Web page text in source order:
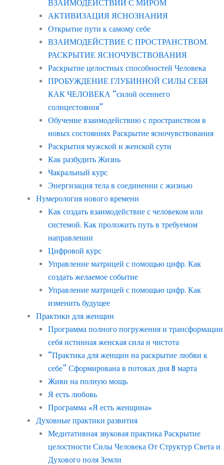
ВЗАИМОДЕЙСТВИИ С МИРОМ
АКТИВИЗАЦИЯ ЯСНОЗНАНИЯ
Открытие пути к самому себе
ВЗАИМОДЕЙСТВИЕ С ПРОСТРАНСТВОМ.
РАСКРЫТИЕ ЯСНОЧУВСТВОВАНИЯ
Раскрытие целостных способностей Человека
ПРОБУЖДЕНИЕ ГЛУБИННОЙ СИЛЫ СЕБЯ
КАК ЧЕЛОВЕКА “силой осеннего
солнцестояния”
Обучение взаимодействию с пространством в
новых состояниях Раскрытие ясночувствования
Раскрытия мужской и женской сути
Как разбудить Жизнь
Чакральный курс
Энергизация тела в соединении с жизнью
Нумерология нового времени
Как создать взаимодействие с человеком или
системой. Как проложить путь в требуемом
направлении
Цифровой курс
Управление матрицей с помощью цифр. Как
создать желаемое событие
Управление матрицей с помощью цифр. Как
изменить будущее
Практики для женщин
Программа полного погружения и трансформации
себя истинная женская сила и чистота
“Практика для женщин на раскрытие любви к
себе” Сформирована в потоках дня 8 марта
Живи на полную мощь
Я есть любовь
Программа «Я есть женщина»
Духовные практики развития
Медитативная звуковая практика Раскрытие
целостности Силы Человека От Структур Света и
Духового поля Земли